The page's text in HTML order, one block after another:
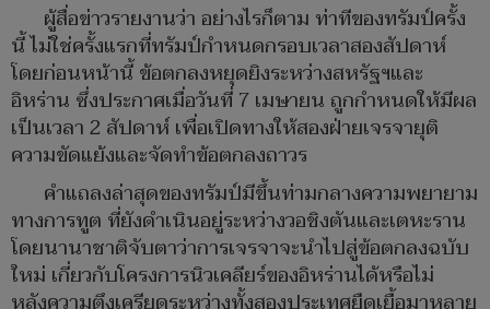
ผู้สื่อข่าวรายงานว่า อย่างไรก็ตาม ท่าทีของทรัมป์ครั้ง
นี้ ไม่ใช่ครั้งแรกที่ทรัมป์กำหนดกรอบเวลาสองสัปดาห์
โดยก่อนหน้านี้ ข้อตกลงหยุดยิงระหว่างสหรัฐฯและ
อิหร่าน ซึ่งประกาศเมื่อวันที่ 7 เมษายน ถูกกำหนดให้มีผล
เป็นเวลา 2 สัปดาห์ เพื่อเปิดทางให้สองฝ่ายเจรจายุติ
ความขัดแย้งและจัดทำข้อตกลงถาวร
คำแถลงล่าสุดของทรัมป์มีขึ้นท่ามกลางความพยายาม
ทางการทูต ที่ยังดำเนินอยู่ระหว่างวอชิงตันและเตหะราน
โดยนานาชาติจับตาว่าการเจรจาจะนำไปสู่ข้อตกลงฉบับ
ใหม่ เกี่ยวกับโครงการนิวเคลียร์ของอิหร่านได้หรือไม่